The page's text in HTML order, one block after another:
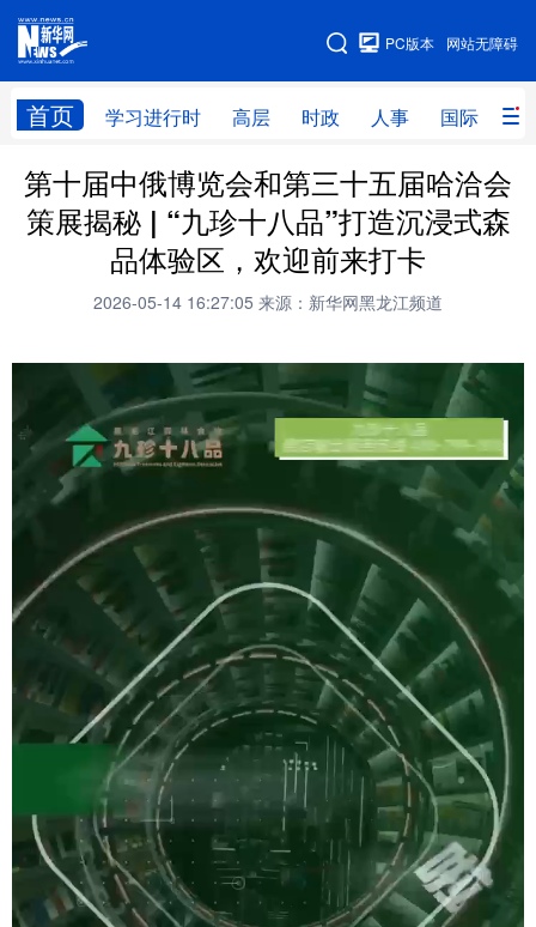
网站无障碍
PC版本
首页 学习进行时 高层 时政 人事 国际 财
网站地图
学习进行时 高层 时政 人事
国际 财经 网评 港澳
思客智库 全球连线
军事 视频
图片 中央文件
食品 乡村振兴
溯源中国 城市 旅游 能源
会展 彩票 时尚
公益 书画 一带一路
亚太网 上市公司 投教基地
地方频道
北京 天津 河北 山西
辽宁 吉林 上海 江苏
第十届中俄博览会和第三十五届哈洽会
策展揭秘 | “九珍十八品”打造沉浸式森
品体验区，欢迎前来打卡
2026-05-14 16:27:05 来源：新华网黑龙江频道